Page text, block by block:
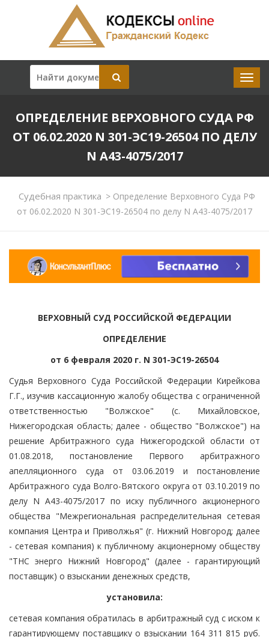
ОПРЕДЕЛЕНИЕ ВЕРХОВНОГО СУДА РФ
ОТ 06.02.2020 N 301-ЭС19-26504 ПО ДЕЛУ
N А43-4075/2017
Судебная практика >Определение Верховного Суда РФ
от 06.02.2020 N 301-ЭС19-26504 по делу N А43-4075/2017
ВЕРХОВНЫЙ СУД РОССИЙСКОЙ ФЕДЕРАЦИИ
ОПРЕДЕЛЕНИЕ
от 6 февраля 2020 г. N 301-ЭС19-26504
Судья Верховного Суда Российской Федерации Кирейкова
Г.Г., изучив кассационную жалобу общества с ограниченной
ответственностью "Волжское" (с. Михайловское,
Нижегородская область; далее - общество "Волжское") на
решение Арбитражного суда Нижегородской области от
01.08.2018, постановление Первого арбитражного
апелляционного суда от 03.06.2019 и постановление
Арбитражного суда Волго-Вятского округа от 03.10.2019 по
делу N А43-4075/2017 по иску публичного акционерного
общества "Межрегиональная распределительная сетевая
компания Центра и Приволжья" (г. Нижний Новгород; далее
- сетевая компания) к публичному акционерному обществу
"ТНС энерго Нижний Новгород" (далее - гарантирующий
поставщик) о взыскании денежных средств,
установила:
сетевая компания обратилась в арбитражный суд с иском к
гарантирующему поставщику о взыскании 164 311 815 руб.